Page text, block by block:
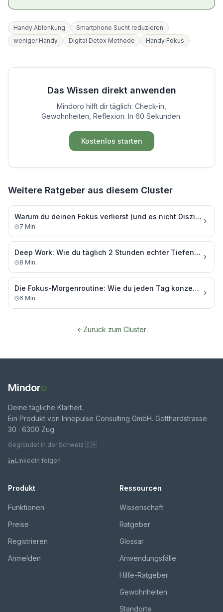
Handy Ablenkung
Smartphone Sucht reduzieren
weniger Handy
Digital Detox Methode Handy Fokus
Das Wissen direkt anwenden
Mindoro hilft dir täglich: Check-in,
Gewohnheiten, Reflexion. In 60 Sekunden.
Kostenlos starten
Weitere Ratgeber aus diesem Cluster
Warum du deinen Fokus verlierst (und es nicht Disziplin ist)
7 Min.
Deep Work: Wie du täglich 2 Stunden echter Tiefenarbeit schaffst
8 Min.
Die Fokus-Morgenroutine: Wie du jeden Tag konzentriert startest
6 Min.
Zurück zum Cluster
Mindoro
Deine tägliche Klarheit.
Ein Produkt von Innopulse Consulting GmbH. Gotthardstrasse
30 · 6300 Zug
Gegründet in der Schweiz 🇨🇭
LinkedIn folgen
Produkt
Funktionen
Preise
Registrieren
Anmelden
Ressourcen
Wissenschaft
Ratgeber
Glossar
Anwendungsfälle
Hilfe-Ratgeber
Gewohnheiten
Standorte